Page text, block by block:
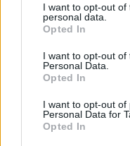
not limited to your visit
grant or deny consent
use your data for
consent section.
I want to opt-out
personal data.
Opted In
I want to opt-out of
Personal Data.
Opted In
I want to opt-out of
Personal Data for
Opted In
is. Flóra Ágnes
azt a Luxemburgi
kiváltságlevelet
városfalak
búcsúlevélről beszélt,
lehetőségeket,